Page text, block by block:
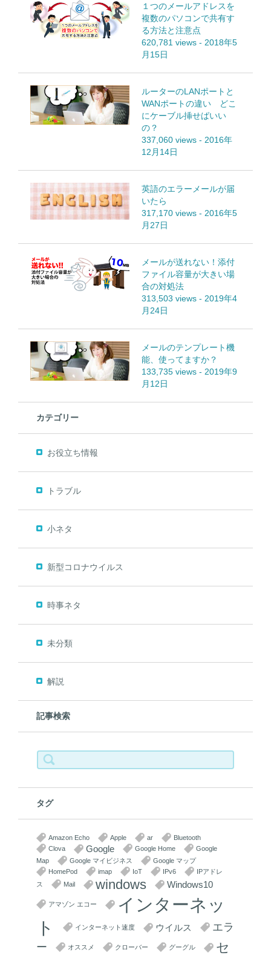
１つのメールアドレスを
複数のパソコンで共有す
る方法と注意点
620,781 views - 2018年5
月15日
ルーターのLANポートと
WANポートの違い どこ
にケーブル挿せばいい
の？
337,060 views - 2016年
12月14日
英語のエラーメールが届
いたら
317,170 views - 2016年5
月27日
メールが送れない！添付
ファイル容量が大きい場
合の対処法
313,503 views - 2019年4
月24日
メールのテンプレート機
能、使ってますか？
133,735 views - 2019年9
月12日
カテゴリー
お役立ち情報
トラブル
小ネタ
新型コロナウイルス
時事ネタ
未分類
解説
記事検索
検
索:
タグ
Amazon Echo Apple ar
Bluetooth
Clova
Google Google Home
Google
Map
Google マイビジネス
Google マップ
HomePod
imap IoT IPv6
IPアドレ
ス
Mail windows Windows10
アマゾン エコー
インターネッ
ト
インターネット速度 ウイルス
エラ
ー
オススメ クローバー グーグル
セ